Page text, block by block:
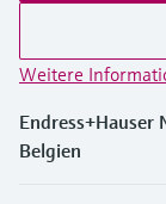
Weitere
Endress+Hauser
Belgien